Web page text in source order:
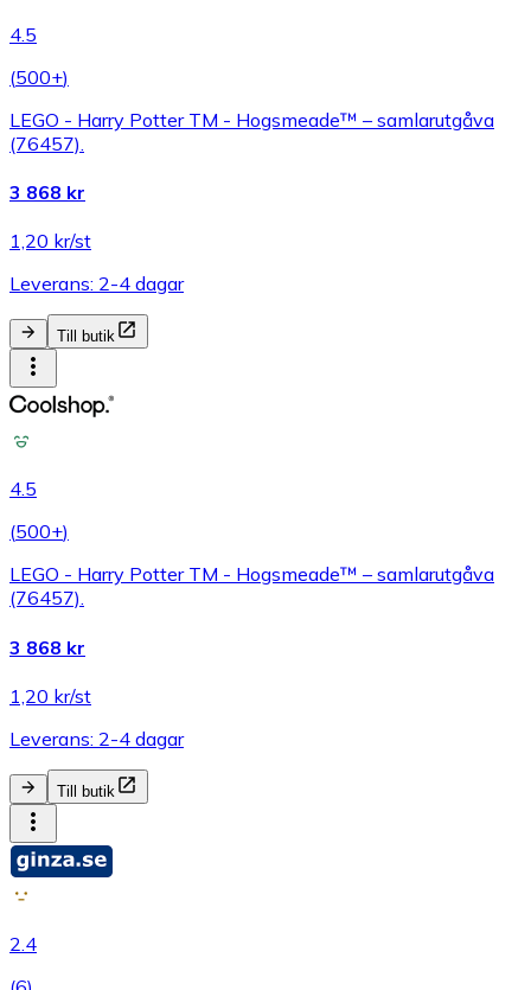
4.5
(500+)
LEGO - Harry Potter TM - Hogsmeade™ – samlarutgåva
(76457).
3 868 kr
1,20 kr/st
Leverans: 2-4 dagar
Till butik
4.5
(500+)
LEGO - Harry Potter TM - Hogsmeade™ – samlarutgåva
(76457).
3 868 kr
1,20 kr/st
Leverans: 2-4 dagar
Till butik
2.4